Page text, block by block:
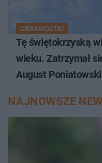
CIEKAWOSTKI
Tę świętokrzyską
wieku. Zatrzymał
August Poniatowski
NAJNOWSZE